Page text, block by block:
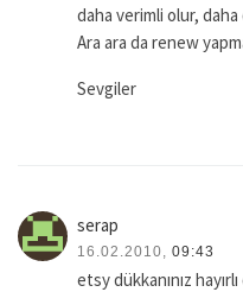
daha verimli olur,
Ara ara da renew
Sevgiler
serap
16.02.2010, 09:43
etsy dükkanınız